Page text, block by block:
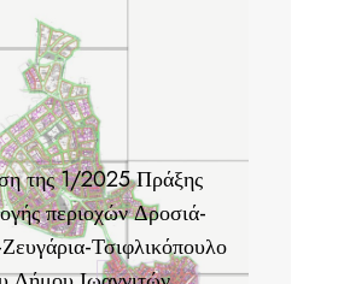
της 1/2025 Πράξης
περιοχών Δροσιά-
Τσιφλικόπουλο